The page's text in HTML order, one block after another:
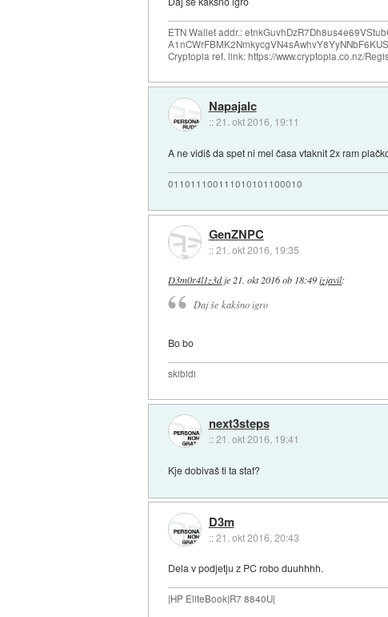
ETN Wallet addr.:
Cryptopia ref. link: https://www.cryptopia.co.nz/
Napajalc
::21. okt 2016, 19:11
A ne vidiš da spet ni mel časa vtaknit 2x ram
011011100111010101100010
GenZNPC
::21. okt 2016, 19:35
D3m0r4l1z3dje21. okt 2016 ob 18:49 izjavil:
Daj še kakšno igro
Bo bo
skibidi
next3steps
::21. okt 2016, 19:41
Kje dobivaš ti ta staf?
D3m
::21. okt 2016, 20:43
Dela v podjetju z PC robo duuhhhh.
|HP EliteBook|R7 8840U|